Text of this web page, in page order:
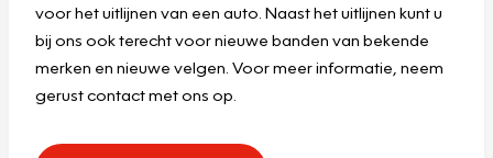
voor het uitlijnen van een auto. Naast het uitlijnen kunt u
bij ons ook terecht voor nieuwe banden van bekende
merken en nieuwe velgen. Voor meer informatie, neem
gerust contact met ons op.